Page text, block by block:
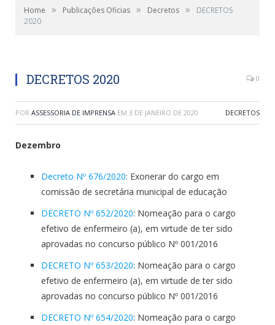
Home » Publicações Oficias » Decretos »
DECRETOS
2020
DECRETOS 2020 0
POR ASSESSORIA DE IMPRENSA EM 3 DE JANEIRO DE 2020 DECRETOS
Dezembro
Decreto Nº 676/2020: Exonerar do cargo em
comissão de secretária municipal de educação
DECRETO Nº 652/2020: Nomeação para o cargo
efetivo de enfermeiro (a), em virtude de ter sido
aprovadas no concurso público Nº 001/2016
DECRETO Nº 653/2020: Nomeação para o cargo
efetivo de enfermeiro (a), em virtude de ter sido
aprovadas no concurso público Nº 001/2016
DECRETO Nº 654/2020: Nomeação para o cargo